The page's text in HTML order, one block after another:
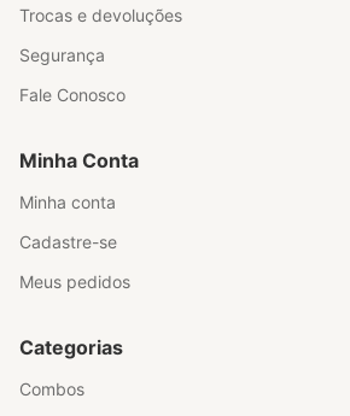
Trocas e devoluções
Segurança
Fale Conosco
Minha Conta
Minha conta
Cadastre-se
Meus pedidos
Categorias
Combos